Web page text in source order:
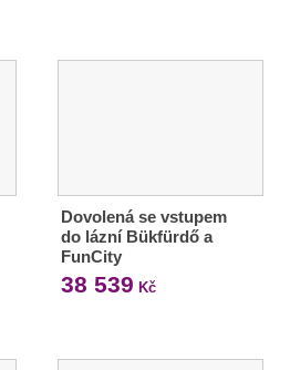
Dovolená se vstupem
do lázní Bükfürdő a
FunCity
38 539 Kč